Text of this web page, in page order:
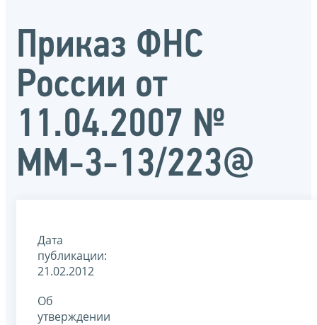
Приказ ФНС
России от
11.04.2007 №
ММ-3-13/223@
Дата
публикации:
21.02.2012
Об
утверждении